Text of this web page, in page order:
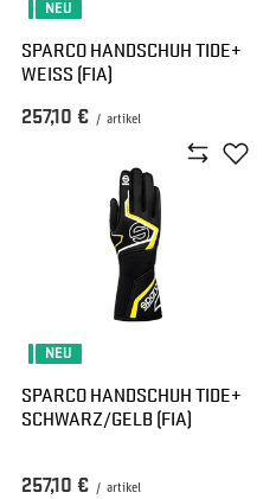
NEU
SPARCO HANDSCHUH TIDE+
WEISS (FIA)
257,10 € / artikel
NEU
SPARCO HANDSCHUH TIDE+
SCHWARZ/GELB (FIA)
257,10 € / artikel